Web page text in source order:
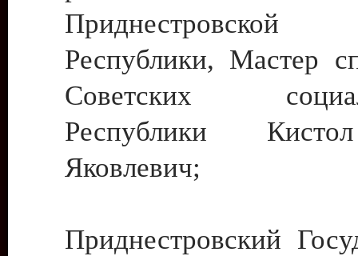
Приднестровской
Республики, Мастер
Советских
Республики
Яковлевич;
Приднестровский